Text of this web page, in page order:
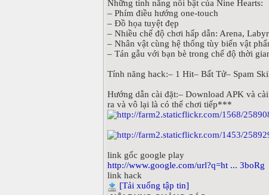
Những tính năng nổi bật của Nine Hearts:
– Phím điều hướng one-touch
– Đồ họa tuyệt đẹp
– Nhiều chế độ chơi hấp dẫn: Arena,
– Nhân vật cùng hệ thống tùy biến vật
– Tán gẫu với bạn bè trong chế độ thời
Tính năng hack:– 1 Hit– Bất Tử– Spam
Hướng dẫn cài đặt:– Download APK và
ra và vô lại là có thể chơi tiếp***
link gốc google play
http://www.google.com/url?q=ht ... 3boRg
link hack
[Tải xuống tập tin]